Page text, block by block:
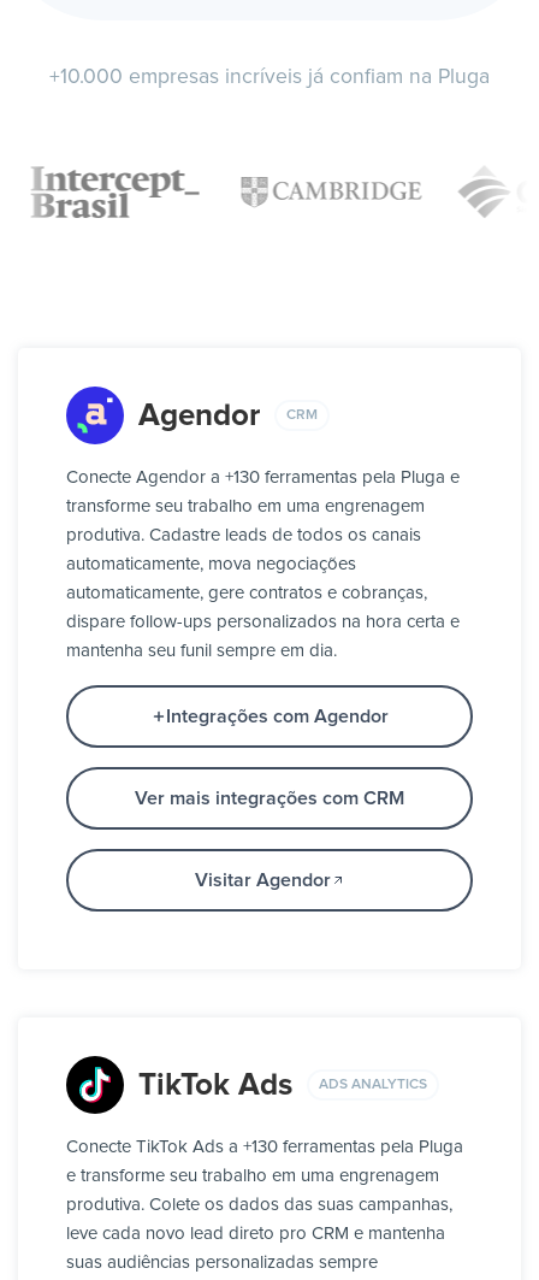
+10.000 empresas incríveis já confiam na Pluga
Agendor CRM
Conecte Agendor a +130 ferramentas pela Pluga e
transforme seu trabalho em uma engrenagem
produtiva. Cadastre leads de todos os canais
automaticamente, mova negociações
automaticamente, gere contratos e cobranças,
dispare follow-ups personalizados na hora certa e
mantenha seu funil sempre em dia.
Integrações com Agendor
Ver mais integrações com CRM
Visitar Agendor
TikTok Ads ADS ANALYTICS
Conecte TikTok Ads a +130 ferramentas pela Pluga
e transforme seu trabalho em uma engrenagem
produtiva. Colete os dados das suas campanhas,
leve cada novo lead direto pro CRM e mantenha
suas audiências personalizadas sempre